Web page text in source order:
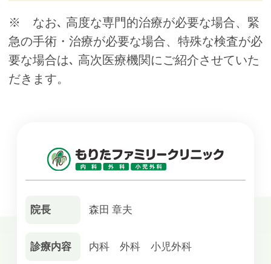
※ なお､ 高度な専門的治療が必要な場合、緊
急の手術・治療が必要な場合、特殊な検査が必
要な場合は､ 高次医療機関にご紹介させていた
だきます。
院長 森田 章夫
診療内容 内科 外科 小児外科